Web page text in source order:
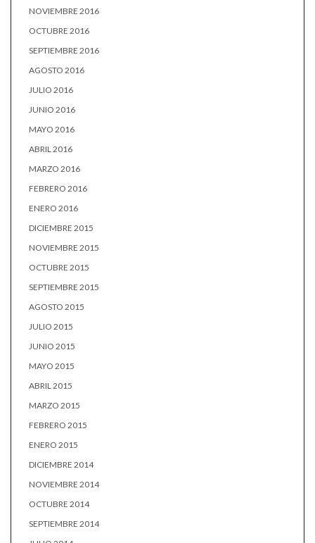
NOVIEMBRE 2016
OCTUBRE 2016
SEPTIEMBRE 2016
AGOSTO 2016
JULIO 2016
JUNIO 2016
MAYO 2016
ABRIL 2016
MARZO 2016
FEBRERO 2016
ENERO 2016
DICIEMBRE 2015
NOVIEMBRE 2015
OCTUBRE 2015
SEPTIEMBRE 2015
AGOSTO 2015
JULIO 2015
JUNIO 2015
MAYO 2015
ABRIL 2015
MARZO 2015
FEBRERO 2015
ENERO 2015
DICIEMBRE 2014
NOVIEMBRE 2014
OCTUBRE 2014
SEPTIEMBRE 2014